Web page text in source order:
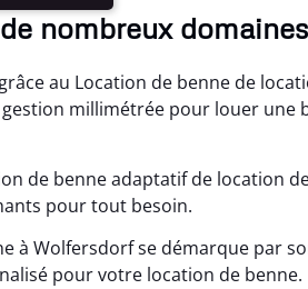
nombreux
au Location de benne de
millimétrée pour louer une
de benne adaptatif de location
pour tout besoin.
à Wolfersdorf se démarque par
pour votre location de benne.